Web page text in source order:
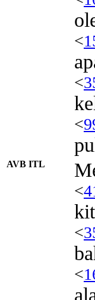
<
<
<
AVB ITL
<
<
<